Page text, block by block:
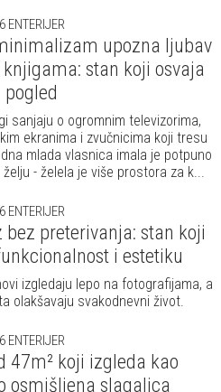
ENTERIJER
upozna ljubav
stan koji osvaja
sanjaju o ogromnim televizorima,
ekranima i zvučnicima koji tresu
mlada vlasnica imala je potpuno
- želela je više prostora za k...
ENTERIJER
bez preterivanja: stan koji
i estetiku
izgledaju lepo na fotografijama, a
olakšavaju svakodnevni život.
ENTERIJER
47m² koji izgleda kao
osmišljena slagalica